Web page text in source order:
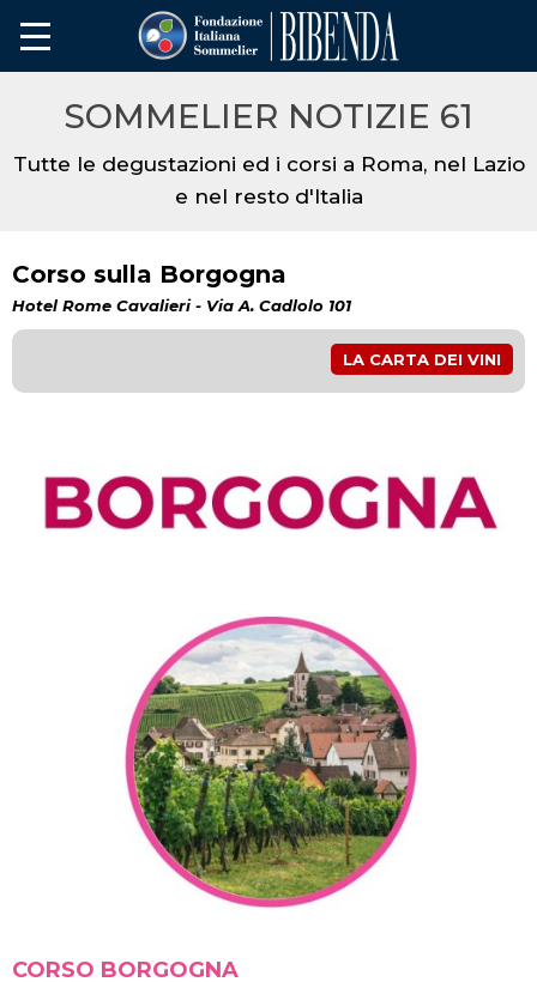
SOMMELIER NOTIZIE 61
Tutte le degustazioni ed i corsi a Roma, nel Lazio
e nel resto d'Italia
Corso sulla Borgogna
Hotel Rome Cavalieri - Via A. Cadlolo 101
LA CARTA DEI VINI
CORSO BORGOGNA